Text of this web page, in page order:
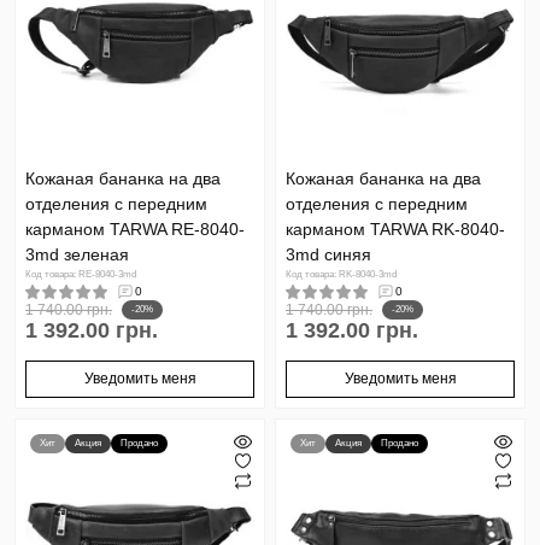
Кожаная бананка на два
отделения с передним
карманом TARWA RE-8040-
3md зеленая
Код товара: RE-8040-3md
0
1 740.00 грн. -20%
1 392.00 грн.
Уведомить меня
Кожаная бананка на два
отделения с передним
карманом TARWA RK-8040-
3md синяя
Код товара: RK-8040-3md
0
1 740.00 грн. -20%
1 392.00 грн.
Уведомить меня
Хит Акция Продано Хит Акция Продано